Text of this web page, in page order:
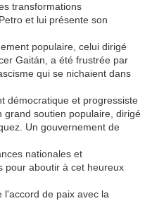
transformations
et lui présente son
populaire, celui dirigé
Gaitán, a été frustrée par
qui se nichaient dans
démocratique et progressiste
grand soutien populaire, dirigé
Un gouvernement de
nationales et
pour aboutir à cet heureux
l'accord de paix avec la